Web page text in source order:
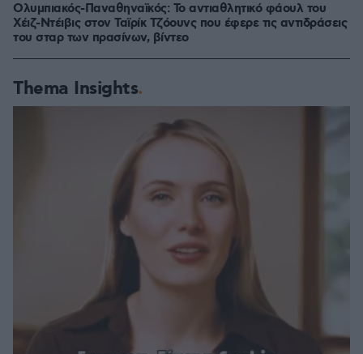
Ολυμπιακός-Παναθηναϊκός: Το αντιαθλητικό φάουλ του
Χέιζ-Ντέιβις στον Ταϊρίκ Τζόουνς που έφερε τις αντιδράσεις
του σταρ των πρασίνων, βίντεο
Thema Insights